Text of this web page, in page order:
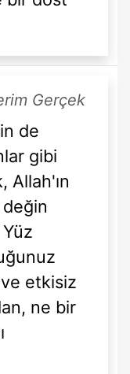
Gerçek
de
gibi
Allah'ın
ve etkisiz
ne bir